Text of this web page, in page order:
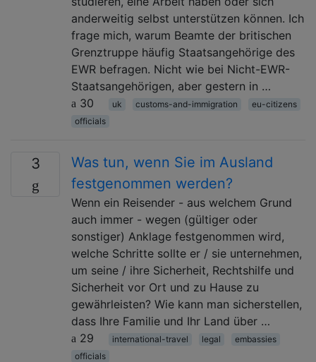
anderweitig selbst unterstützen können. Ich
frage mich, warum Beamte der britischen
Grenztruppe häufig Staatsangehörige des
EWR befragen. Nicht wie bei Nicht-EWR-
Staatsangehörigen, aber gestern in …
30
uk customs-and-immigration
eu-citizens
officials
3
Was tun, wenn Sie im Ausland
festgenommen werden?
Wenn ein Reisender - aus welchem ​​Grund
auch immer - wegen (gültiger oder
sonstiger) Anklage festgenommen wird,
welche Schritte sollte er / sie unternehmen,
um seine / ihre Sicherheit, Rechtshilfe und
Sicherheit vor Ort und zu Hause zu
gewährleisten? Wie kann man sicherstellen,
dass Ihre Familie und Ihr Land über …
29
international-travel legal
embassies
officials